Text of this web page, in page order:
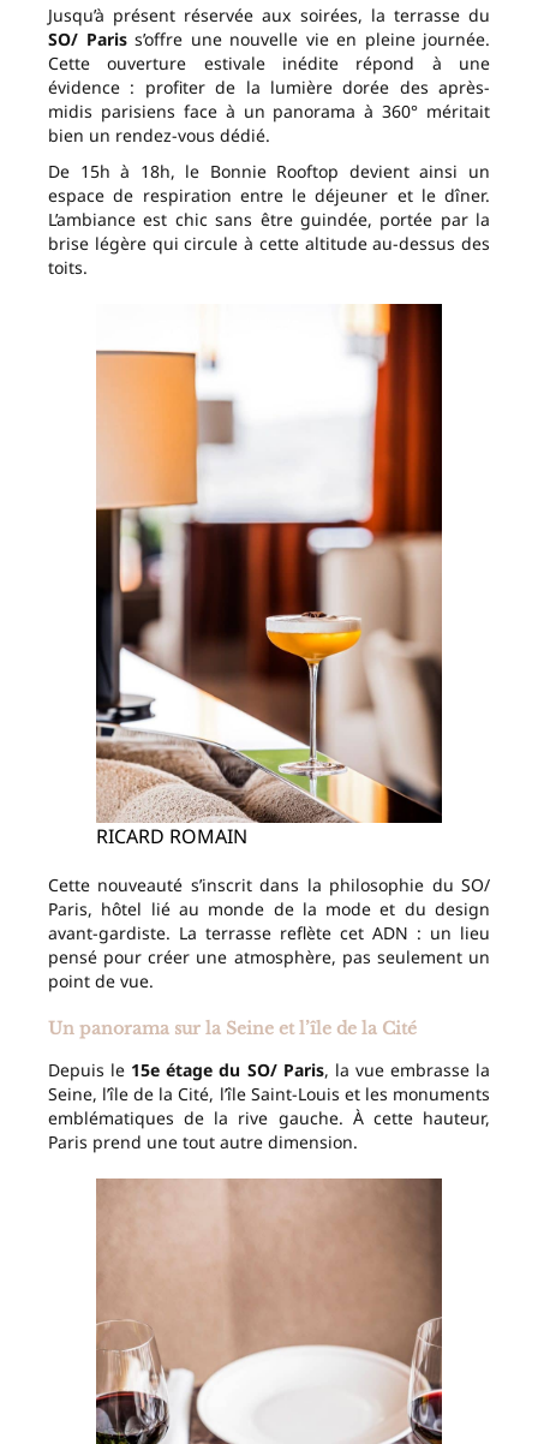
Jusqu’à présent réservée aux soirées, la terrasse du
SO/ Pariss’offre une nouvelle vie en pleine journée.
Cette ouverture estivale inédite répond à une
évidence : profiter de la lumière dorée des après-
midis parisiens face à un panorama à 360° méritait
bien un rendez-vous dédié.
De 15h à 18h, le Bonnie Rooftop devient ainsi un
espace de respiration entre le déjeuner et le dîner.
L’ambiance est chic sans être guindée, portée par la
brise légère qui circule à cette altitude au-dessus des
toits.
RICARD ROMAIN
Cette nouveauté s’inscrit dans la philosophie du SO/
Paris, hôtel lié au monde de la mode et du design
avant-gardiste. La terrasse reflète cet ADN : un lieu
pensé pour créer une atmosphère, pas seulement un
point de vue.
Un panorama sur la Seine et l’île de la Cité
Depuis le 15e étage du SO/ Paris, la vue embrasse la
Seine, l’île de la Cité, l’île Saint-Louis et les monuments
emblématiques de la rive gauche. À cette hauteur,
Paris prend une tout autre dimension.